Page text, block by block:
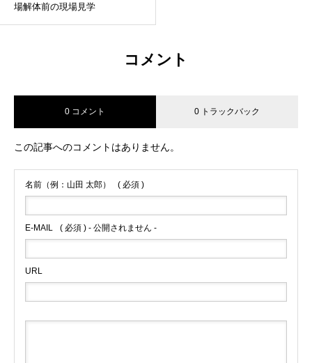
場解体前の現場見学
コメント
0 コメント 0 トラックバック
この記事へのコメントはありません。
名前（例：山田 太郎） ( 必須 )
E-MAIL ( 必須 ) - 公開されません -
URL